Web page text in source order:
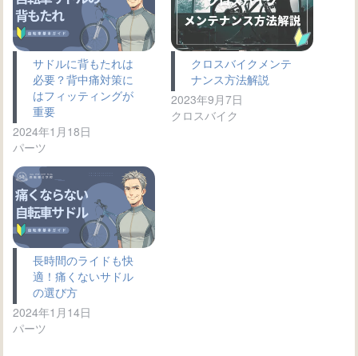
サドルに背もたれは
必要？背中痛対策に
はフィッティングが
重要
2024年1月18日
パーツ
クロスバイクメンテ
ナンス方法解説
2023年9月7日
クロスバイク
長時間のライドも快
適！痛くないサドル
の選び方
2024年1月14日
パーツ